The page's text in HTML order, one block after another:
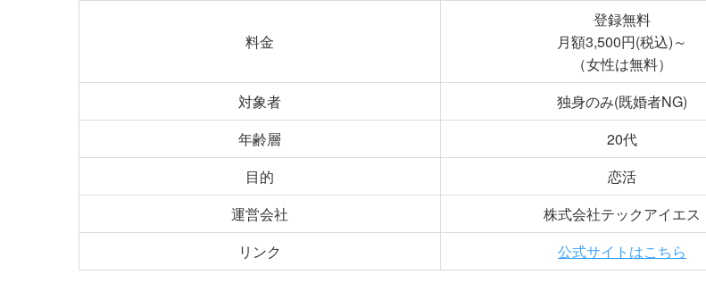
料金
登録無料
月額3,500円(税込)～
（女性は無料）
対象者
独身のみ(既婚者NG)
年齢層
20代
目的
恋活
運営会社
株式会社テックアイエス
リンク
公式サイトはこちら